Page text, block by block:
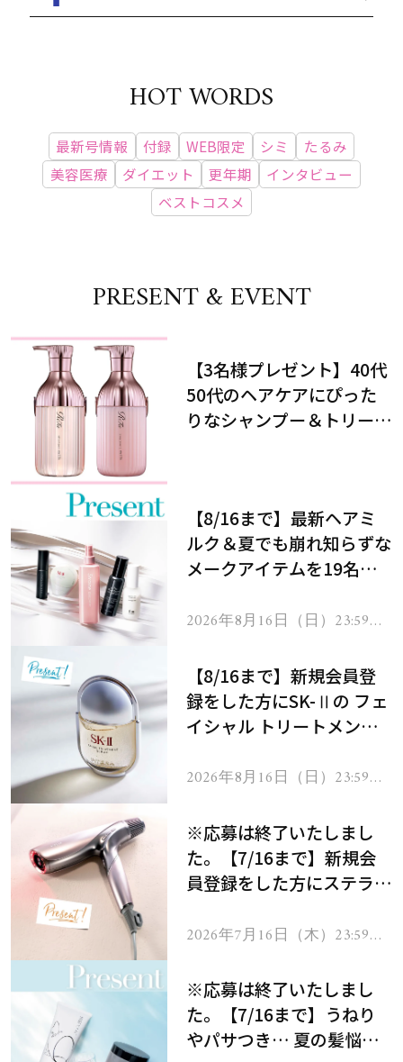
HOT WORDS
最新号情報 付録 WEB限定 シミ
たるみ
美容医療
ダイエット 更年期
インタビュー
ベストコスメ
PRESENT & EVENT
【3名様プレゼント】40代
50代のヘアケアにぴった
りなシャンプー＆トリート
【8/16まで】最新ヘアミ
ルク＆夏でも崩れ知らずな
メークアイテムを19名様
2026年8月16日（日）23:59ま
【8/16まで】新規会員登
録をした方にSK-Ⅱの フェ
イシャル トリートメント
2026年8月16日（日）23:59ま
※応募は終了いたしまし
た。【7/16まで】新規会
員登録をした方にステラボ
ヘアドライヤー ジュエル
2026年7月16日（木）23:59ま
※応募は終了いたしまし
た。【7/16まで】うねり
やパサつき… 夏の髪悩み